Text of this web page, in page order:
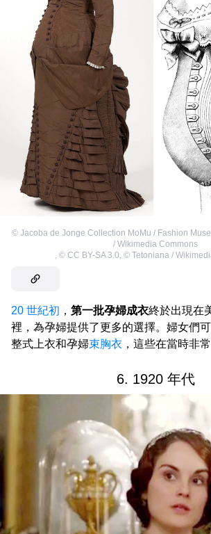
© Jacoba de Jonge Collection MoMu / Fashion
/ Wikimedia Commons
, © CC BY-SA 3.0, © Tetoniana /
20 世紀初 ， 第一批孕婦成衣終於出現在
裡，為孕婦提供了更多的選擇。婦女們
整式上衣和孕婦束胸衣 ，這些在當時非
6. 1920 年代